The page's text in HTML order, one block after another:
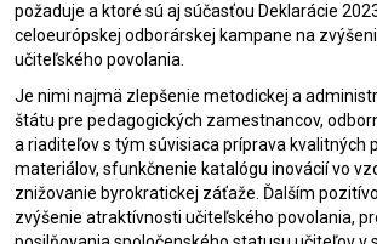
požaduje a ktoré sú aj súčasťou Deklarácie
celoeurópskej odborárskej kampane na
učiteľského povolania.
Je nimi najmä zlepšenie metodickej a
štátu pre pedagogických zamestnancov,
a riaditeľov s tým súvisiaca príprava kvalitných
materiálov, sfunkčnenie katalógu inovácií vo
znižovanie byrokratickej záťaže. Ďalším
zvýšenie atraktívnosti učiteľského povolania,